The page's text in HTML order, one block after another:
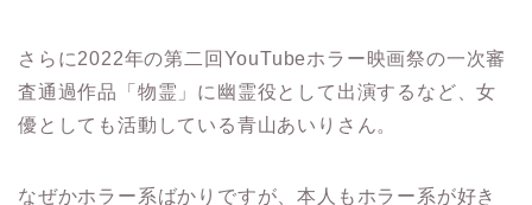
さらに2022年の第二回YouTubeホラー映画祭の一次審
査通過作品「物霊」に幽霊役として出演するなど、女
優としても活動している青山あいりさん。
なぜかホラー系ばかりですが、本人もホラー系が好き